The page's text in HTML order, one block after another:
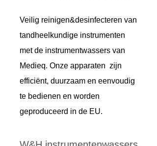
Veilig reinigen&desinfecteren van
tandheelkundige instrumenten
met de instrumentwassers van
Medieq. Onze apparaten zijn
efficiënt, duurzaam en eenvoudig
te bedienen en worden
geproduceerd in de EU.